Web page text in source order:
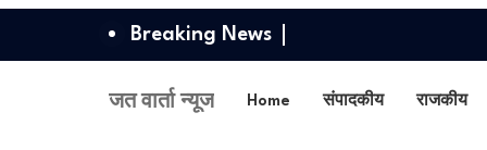
Breaking News
जत वार्ता न्यूज Home संपादकीय राजकीय